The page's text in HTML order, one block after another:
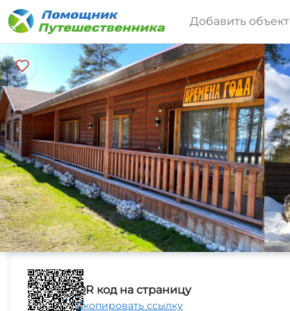
Добавить объект
QR код на страницу
Скопировать ссылку